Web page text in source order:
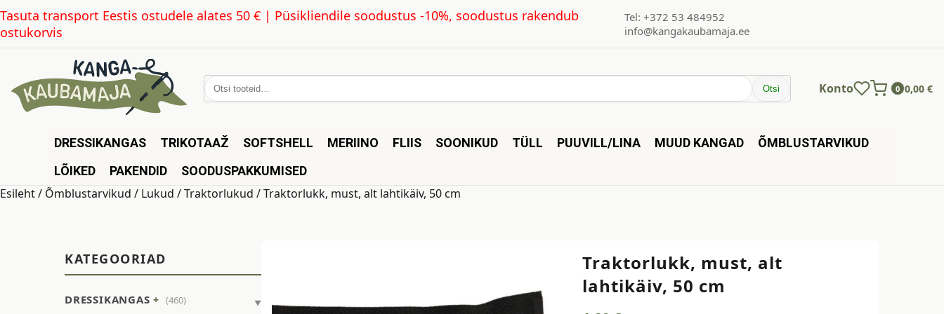
Tasuta transport Eestis ostudele alates 50 € | Püsikliendile soodustus -10%, soodustus rakendub
ostukorvis
Tel: +372 53 484952
info@kangakaubamaja.ee
Otsi: Otsi Konto 0 0,00 €
DRESSIKANGAS TRIKOTAAŽ SOFTSHELL MERIINO FLIIS SOONIKUD TÜLL PUUVILL/LINA MUUD KANGAD
ÕMBLUSTARVIKUD
LÕIKED
PAKENDID SOODUSPAKKUMISED
Esileht/ Õmblustarvikud / Lukud /Traktorlukud / Traktorlukk, must, alt lahtikäiv, 50 cm
KATEGOORIAD
DRESSIKANGAS (460)
Traktorlukk, must, alt
lahtikäiv, 50 cm